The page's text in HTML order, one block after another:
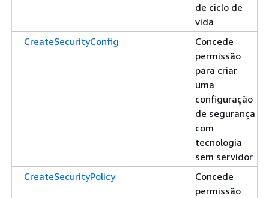
de ciclo de
vida
CreateSecurityConfig
Concede
permissão
para criar
uma
configuração
de segurança
com
tecnologia
sem servidor
CreateSecurityPolicy
Concede
permissão